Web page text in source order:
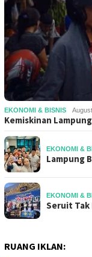
EKONOMI & BISNIS
Kemiskinan
EKONOMI &
Lampung
EKONOMI &
Seruit Tak
RUANG IKLAN: